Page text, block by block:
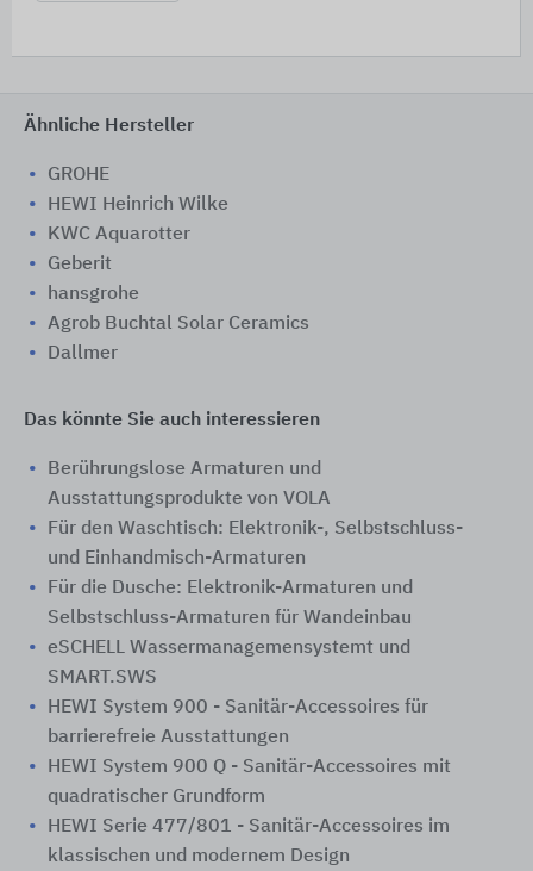
Ähnliche Hersteller
GROHE
HEWI Heinrich Wilke
KWC Aquarotter
Geberit
hansgrohe
Agrob Buchtal Solar Ceramics
Dallmer
Das könnte Sie auch interessieren
Berührungslose Armaturen und
Ausstattungsprodukte von VOLA
Für den Waschtisch: Elektronik-, Selbstschluss-
und Einhandmisch-Armaturen
Für die Dusche: Elektronik-Armaturen und
Selbstschluss-Armaturen für Wandeinbau
eSCHELL Wassermanagemensystemt und
SMART.SWS
HEWI System 900 - Sanitär-Accessoires für
barrierefreie Ausstattungen
HEWI System 900 Q - Sanitär-Accessoires mit
quadratischer Grundform
HEWI Serie 477/801 - Sanitär-Accessoires im
klassischen und modernem Design